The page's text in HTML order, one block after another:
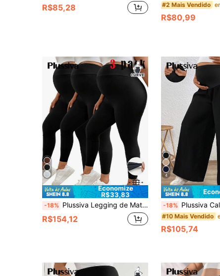
R$85,28 #2 Mais Vendido
R$80,99
Economize
R$33,83
-18% Plussiva Legging de Maternidade de Cor Sólida com Cintura Ajustável para Mulheres Plus Size
R$154,12
4
-18% Plussiva Calça Larga Sólida
#10 Mais Vendido
R$105,74